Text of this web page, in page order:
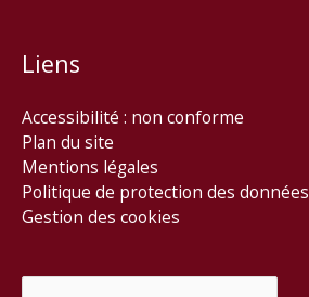
Liens
Accessibilité : non conforme
Plan du site
Mentions légales
Politique de protection des données
Gestion des cookies